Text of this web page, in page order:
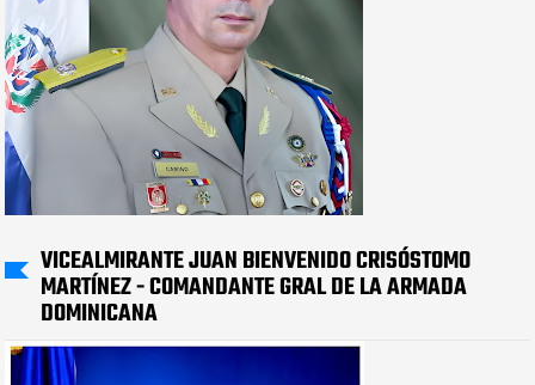
VICEALMIRANTE JUAN BIENVENIDO CRISÓSTOMO
MARTÍNEZ - COMANDANTE GRAL DE LA ARMADA
DOMINICANA